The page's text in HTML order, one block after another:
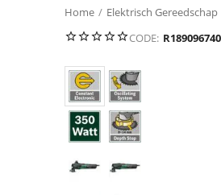
Home / Elektrisch Gereedschap
CODE: R189096740